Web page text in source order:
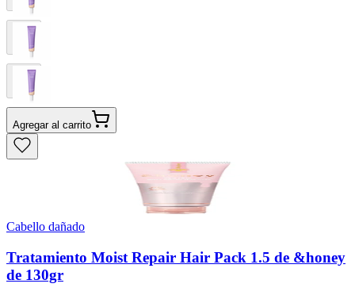
Agregar al carrito
Cabello dañado
Tratamiento Moist Repair Hair Pack 1.5 de &honey
de 130gr